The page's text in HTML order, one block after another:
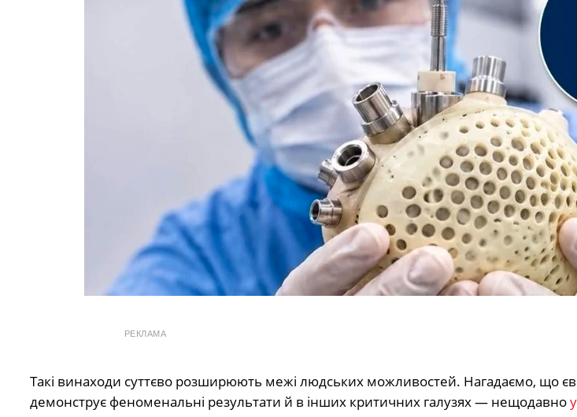
РЕКЛАМА
Такі винаходи суттєво розширюють межі людських можливостей. Нагадаємо, що
демонструє феноменальні результати й в інших критичних галузях — нещодавно